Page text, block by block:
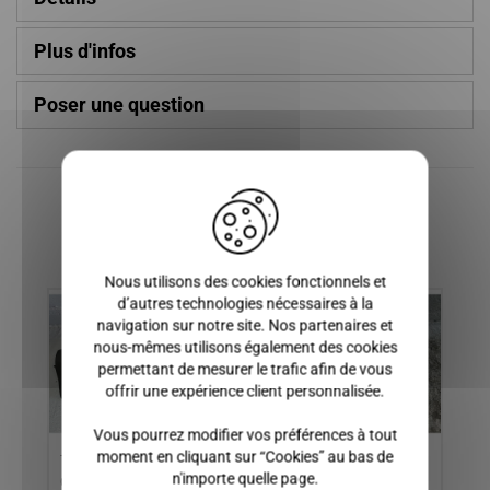
Plus d'infos
Poser une question
Produits similaires
TABLEAU DE BORD
CHATENET MEDIA,
COLLECTEUR
D'ECHAPPEMENT JDM
Nous utilisons des cookies fonctionnels et
d’autres technologies nécessaires à la
navigation sur notre site. Nos partenaires et
nous-mêmes utilisons également des cookies
permettant de mesurer le trafic afin de vous
offrir une expérience client personnalisée.
Vous pourrez modifier vos préférences à tout
moment en cliquant sur “Cookies” au bas de
n'importe quelle page.